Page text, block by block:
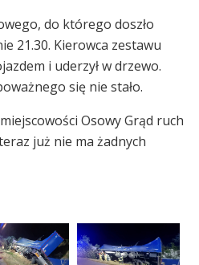
do którego doszło
21.30. Kierowca zestawu
i uderzył w drzewo.
się nie stało.
Osowy Grąd ruch
już nie ma żadnych